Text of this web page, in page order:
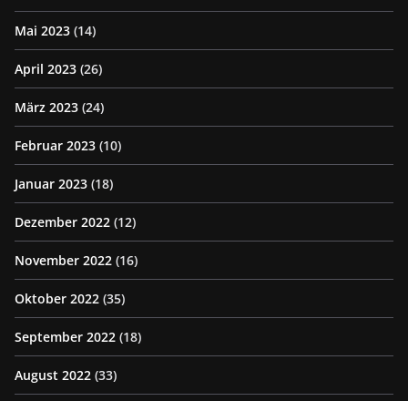
Mai 2023 (14)
April 2023 (26)
März 2023 (24)
Februar 2023 (10)
Januar 2023 (18)
Dezember 2022 (12)
November 2022 (16)
Oktober 2022 (35)
September 2022 (18)
August 2022 (33)